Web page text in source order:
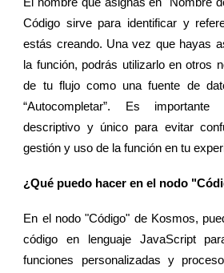
Código sirve para identificar y
estás creando. Una vez que hayas
la función, podrás utilizarlo en otros
de tu flujo como una fuente de
“Autocompletar”. Es
descriptivo y único para evitar
gestión y uso de la función en tu
¿Qué puedo hacer en el nodo
En el nodo "Código" de Kosmos,
código en lenguaje JavaScript
funciones personalizadas y